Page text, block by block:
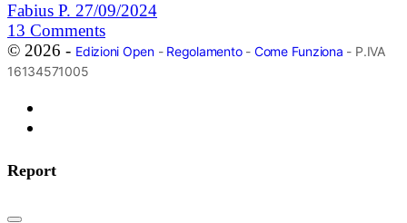
Fabius P. 27/09/2024
13 Comments
© 2026 - Edizioni Open- Regolamento- Come Funziona - P.IVA
16134571005
Report